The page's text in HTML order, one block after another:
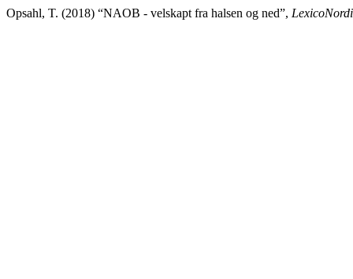
Opsahl, T. (2018) “NAOB - velskapt fra halsen og ned”,